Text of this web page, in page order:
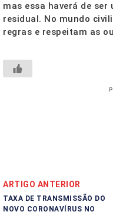
mas essa haverá de
residual. No mundo
regras e respeitam as
ARTIGO ANTERIOR
TAXA DE TRANSMISSÃO DO
NOVO CORONAVÍRUS NO